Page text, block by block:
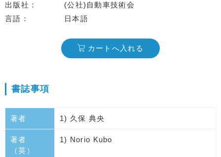
出版社
(公社)自動車技術会
言語
日本語
カートへ入れる
書誌事項
著者 1) 久保 典央
著者
（英）
1) Norio Kubo